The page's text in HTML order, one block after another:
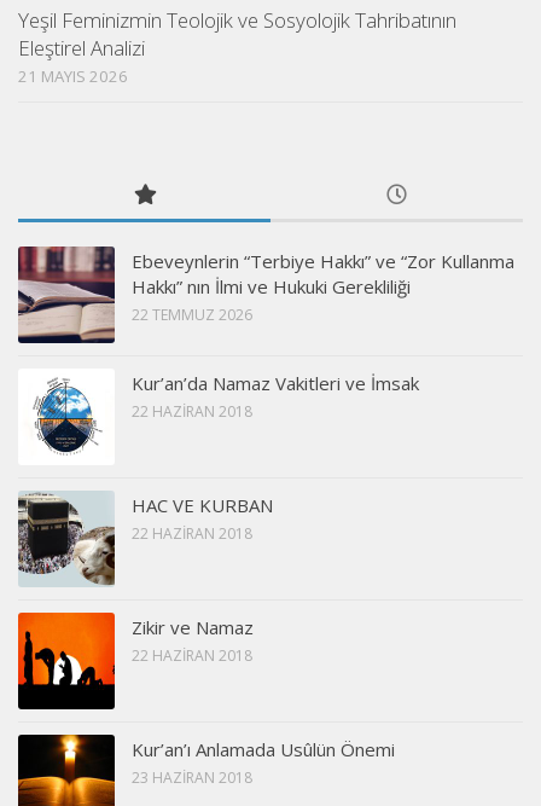
Yeşil Feminizmin Teolojik ve Sosyolojik Tahribatının
Eleştirel Analizi
21 MAYIS 2026
Ebeveynlerin “Terbiye Hakkı” ve “Zor Kullanma
Hakkı” nın İlmi ve Hukuki Gerekliliği
22 TEMMUZ 2026
Kur’an’da Namaz Vakitleri ve İmsak
22 HAZIRAN 2018
HAC VE KURBAN
22 HAZIRAN 2018
Zikir ve Namaz
22 HAZIRAN 2018
Kur’an’ı Anlamada Usûlün Önemi
23 HAZIRAN 2018